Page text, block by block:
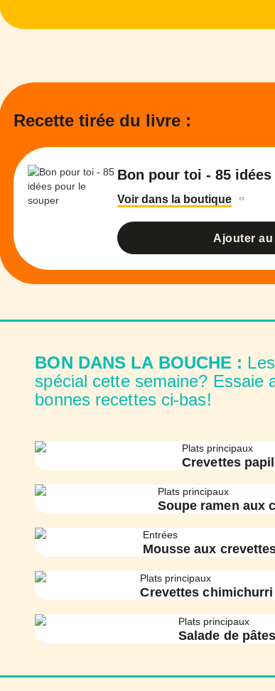
Recette tirée du livre :
Bon pour toi - 85
Voir dans la boutique
Ajouter
BON DANS LA BOUCHE :
spécial cette semaine? Essaie
bonnes recettes ci-bas!
Plats principaux
Crevettes
Plats principaux
Soupe ramen aux
Entrées
Mousse aux
Plats principaux
Crevettes chimichurri
Plats principaux
Salade de